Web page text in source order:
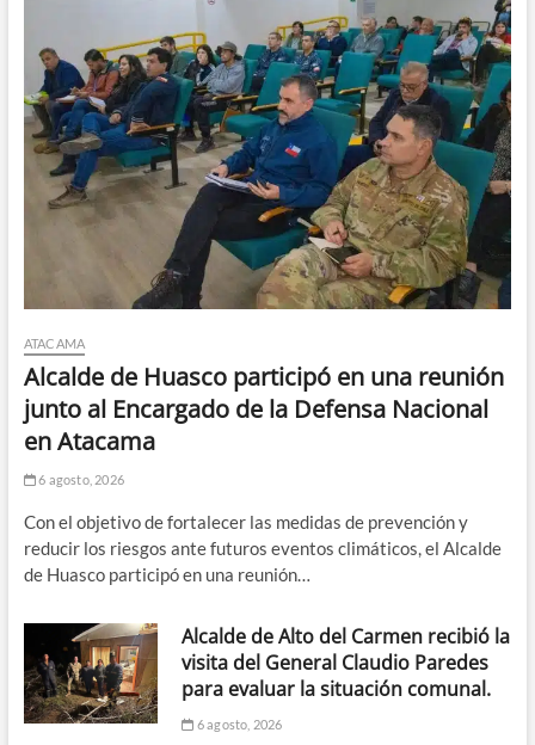
ATACAMA
Alcalde de Huasco participó en una reunión
junto al Encargado de la Defensa Nacional
en Atacama
6 agosto, 2026
Con el objetivo de fortalecer las medidas de prevención y
reducir los riesgos ante futuros eventos climáticos, el Alcalde
de Huasco participó en una reunión…
Alcalde de Alto del Carmen recibió la
visita del General Claudio Paredes
para evaluar la situación comunal.
6 agosto, 2026